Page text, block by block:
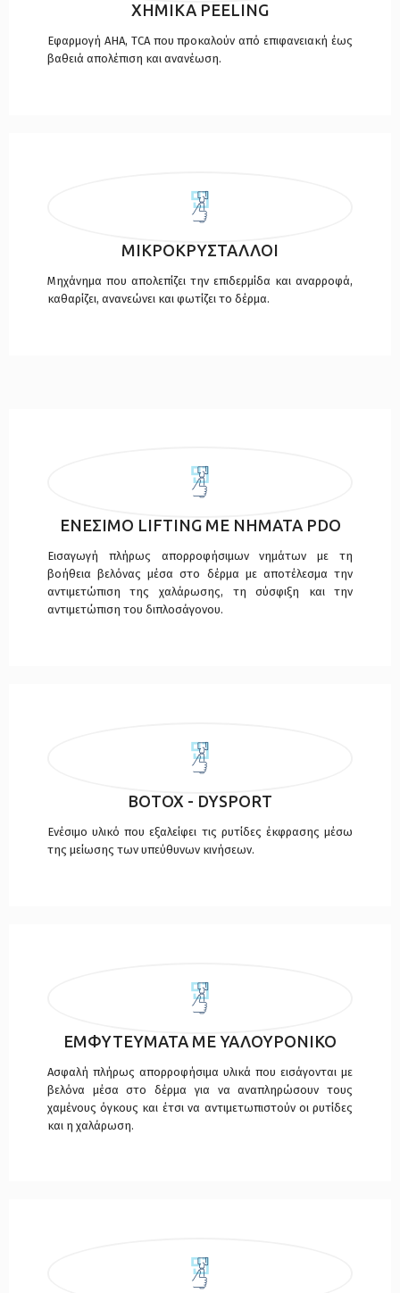
ΧΗΜΙΚΑ PEELING
Εφαρμογή ΑΗΑ, TCA που προκαλούν από επιφανειακή έως
βαθειά απολέπιση και ανανέωση.
ΜΙΚΡΟΚΡΥΣΤΑΛΛΟΙ
Μηχάνημα που απολεπίζει την επιδερμίδα και αναρροφά,
καθαρίζει, ανανεώνει και φωτίζει το δέρμα.
ΕΝΕΣΙΜΟ LIFTING ΜΕ ΝΗΜΑΤΑ PDO
Εισαγωγή πλήρως απορροφήσιμων νημάτων με τη
βοήθεια βελόνας μέσα στο δέρμα με αποτέλεσμα την
αντιμετώπιση της χαλάρωσης, τη σύσφιξη και την
αντιμετώπιση του διπλοσάγονου.
BOTOX - DYSPORT
Ενέσιμο υλικό που εξαλείφει τις ρυτίδες έκφρασης μέσω
της μείωσης των υπεύθυνων κινήσεων.
ΕΜΦΥΤΕΥΜΑΤΑ ΜΕ ΥΑΛΟΥΡΟΝΙΚΟ
Ασφαλή πλήρως απορροφήσιμα υλικά που εισάγονται με
βελόνα μέσα στο δέρμα για να αναπληρώσουν τους
χαμένους όγκους και έτσι να αντιμετωπιστούν οι ρυτίδες
και η χαλάρωση.